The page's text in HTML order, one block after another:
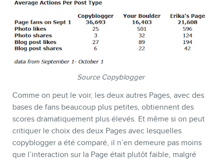
Source Copyblogger
Comme on peut le voir, les deux autres Pages, avec des
bases de fans beaucoup plus petites, obtiennent des
scores dramatiquement plus élevés. Et même si on peut
critiquer le choix des deux Pages avec lesquelles
copyblogger a été comparé, il n’en demeure pas moins
que l’interaction sur la Page était plutôt faible, malgré